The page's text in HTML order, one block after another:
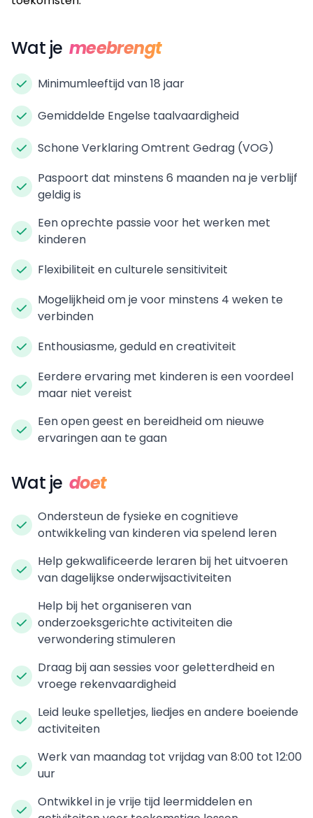
Wat je meebrengt
Minimumleeftijd van 18 jaar
Gemiddelde Engelse taalvaardigheid
Schone Verklaring Omtrent Gedrag (VOG)
Paspoort dat minstens 6 maanden na je verblijf
geldig is
Een oprechte passie voor het werken met
kinderen
Flexibiliteit en culturele sensitiviteit
Mogelijkheid om je voor minstens 4 weken te
verbinden
Enthousiasme, geduld en creativiteit
Eerdere ervaring met kinderen is een voordeel
maar niet vereist
Een open geest en bereidheid om nieuwe
ervaringen aan te gaan
Wat je doet
Ondersteun de fysieke en cognitieve
ontwikkeling van kinderen via spelend leren
Help gekwalificeerde leraren bij het uitvoeren
van dagelijkse onderwijsactiviteiten
Help bij het organiseren van
onderzoeksgerichte activiteiten die
verwondering stimuleren
Draag bij aan sessies voor geletterdheid en
vroege rekenvaardigheid
Leid leuke spelletjes, liedjes en andere boeiende
activiteiten
Werk van maandag tot vrijdag van 8:00 tot 12:00
uur
Ontwikkel in je vrije tijd leermiddelen en